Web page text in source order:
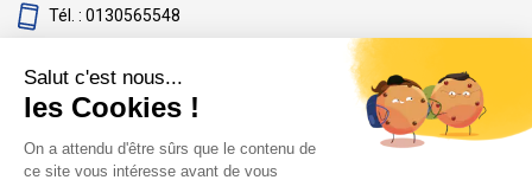
Tél. : 0130565548
www.hirschfeld-chr.fr
Salut c'est nous...
les Cookies !
On a attendu d'être sûrs que le contenu de
ce site vous intéresse avant de vous